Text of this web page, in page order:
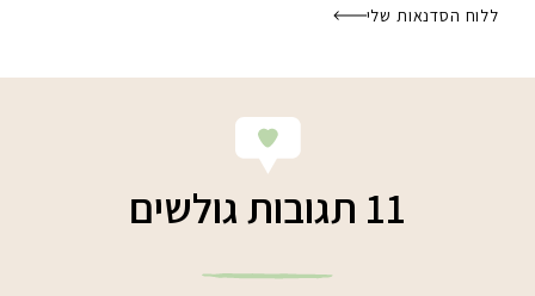
ללוח הסדנאות שלי
11 תגובות גולשים